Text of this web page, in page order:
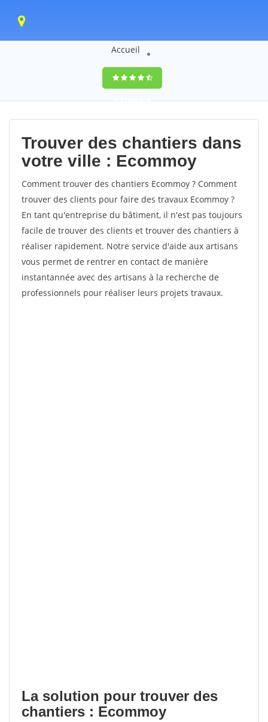
Accueil
9,5(100%)0
votes
Trouver des chantiers dans
votre ville : Ecommoy
Comment trouver des chantiers Ecommoy ? Comment
trouver des clients pour faire des travaux Ecommoy ?
En tant qu'entreprise du bâtiment, il n'est pas toujours
facile de trouver des clients et trouver des chantiers à
réaliser rapidement. Notre service d'aide aux artisans
vous permet de rentrer en contact de manière
instantannée avec des artisans à la recherche de
professionnels pour réaliser leurs projets travaux.
La solution pour trouver des
chantiers : Ecommoy